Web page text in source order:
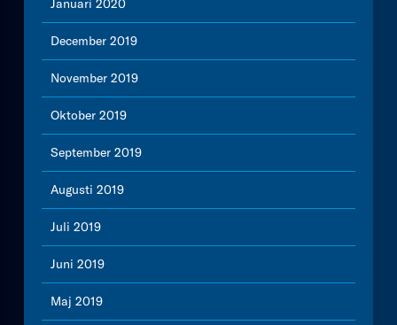
December 2019
November 2019
Oktober 2019
September 2019
Augusti 2019
Juli 2019
Juni 2019
Maj 2019